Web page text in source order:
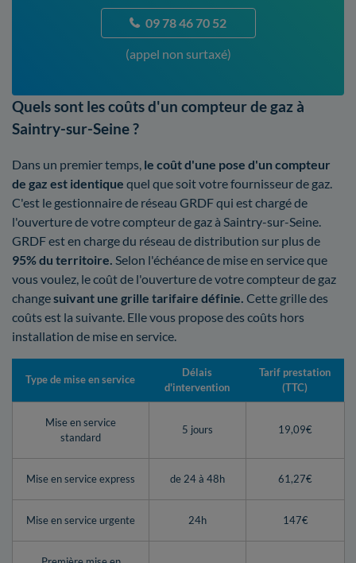
09 78 46 70 52
(appel non surtaxé)
Quels sont les coûts d'un compteur de gaz à
Saintry-sur-Seine ?
Dans un premier temps, le coût d'une pose d'un compteur
de gaz est identique quel que soit votre fournisseur de gaz.
C'est le gestionnaire de réseau GRDF qui est chargé de
l'ouverture de votre compteur de gaz à Saintry-sur-Seine.
GRDF est en charge du réseau de distribution sur plus de
95% du territoire. Selon l'échéance de mise en service que
vous voulez, le coût de l'ouverture de votre compteur de gaz
changesuivant une grille tarifaire définie. Cette grille des
coûts est la suivante. Elle vous propose des coûts hors
installation de mise en service.
Type de mise en service
Délais
d'intervention
Tarif prestation
(TTC)
Mise en service
standard
5 jours 19,09€
Mise en service express de 24 à 48h 61,27€
Mise en service urgente 24h 147€